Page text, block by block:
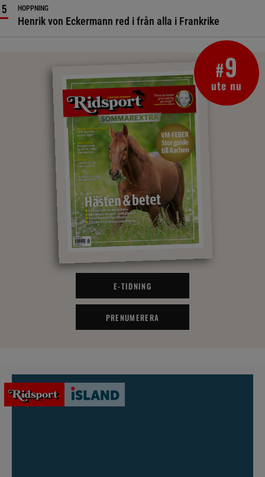
HOPPNING
Henrik von Eckermann red i från alla i Frankrike
#9
ute nu
E-TIDNING
PRENUMERERA